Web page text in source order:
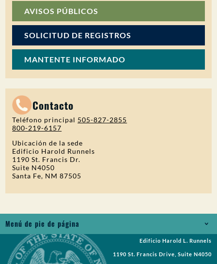
AVISOS PÚBLICOS
SOLICITUD DE REGISTROS
MANTENTE INFORMADO
Contacto
Teléfono principal 505-827-2855
800-219-6157
Ubicación de la sede
Edificio Harold Runnels
1190 St. Francis Dr.
Suite N4050
Santa Fe, NM 87505
Menú de pie de página
Empleos
Edificio Harold L. Runnels
1190 St. Francis Drive, Suite N4050